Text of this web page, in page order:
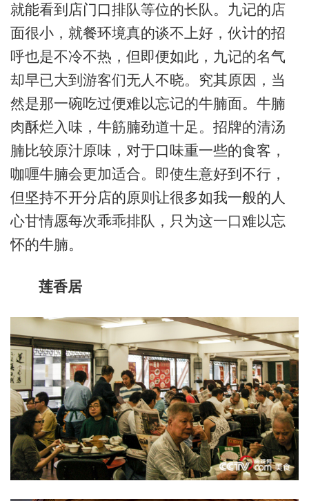
就能看到店门口排队等位的长队。九记的店
面很小，就餐环境真的谈不上好，伙计的招
呼也是不冷不热，但即便如此，九记的名气
却早已大到游客们无人不晓。究其原因，当
然是那一碗吃过便难以忘记的牛腩面。牛腩
肉酥烂入味，牛筋腩劲道十足。招牌的清汤
腩比较原汁原味，对于口味重一些的食客，
咖喱牛腩会更加适合。即使生意好到不行，
但坚持不开分店的原则让很多如我一般的人
心甘情愿每次乖乖排队，只为这一口难以忘
怀的牛腩。
莲香居